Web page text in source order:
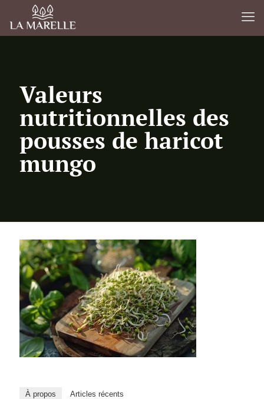
Valeurs
nutritionnelles des
pousses de haricot
mungo
À propos Articles récents